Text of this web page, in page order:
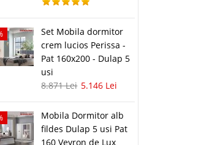
Set Mobila dormitor
crem lucios Perissa -
Pat 160x200 - Dulap 5
usi
8.871 Lei 5.146 Lei
Mobila Dormitor alb
fildes Dulap 5 usi Pat
160 Veyron de Lux